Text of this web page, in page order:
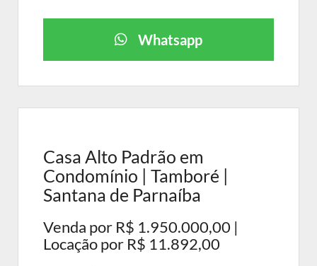
Whatsapp
Casa Alto Padrão em
Condomínio | Tamboré |
Santana de Parnaíba
Venda por R$ 1.950.000,00 |
Locação por R$ 11.892,00